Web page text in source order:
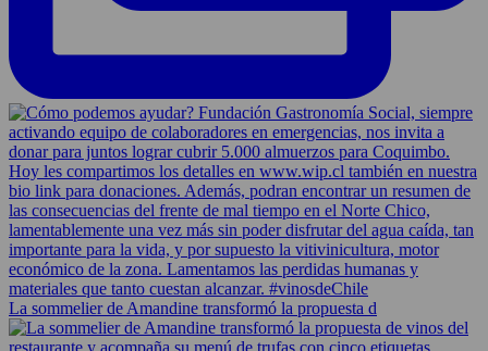
La sommelier de Amandine transformó la propuesta d